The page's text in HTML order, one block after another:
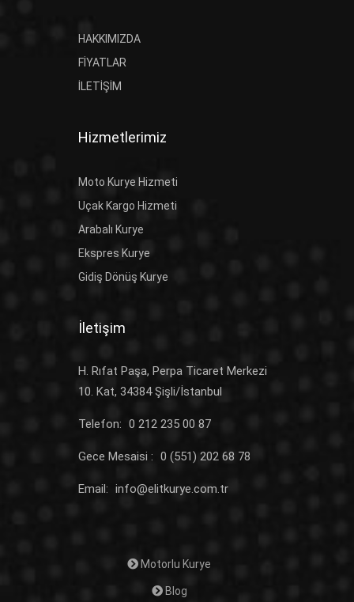
HAKKIMIZDA
FIYATLAR
İLETIŞIM
Hizmetlerimiz
Moto Kurye Hizmeti
Uçak Kargo Hizmeti
Arabalı Kurye
Ekspres Kurye
Gidiş Dönüş Kurye
İletişim
H. Rıfat Paşa, Perpa Ticaret Merkezi
10. Kat, 34384 Şişli/İstanbul
Telefon: 0 212 235 00 87
Gece Mesaisi : 0 (551) 202 68 78
Email: info@elitkurye.com.tr
Motorlu Kurye
Blog